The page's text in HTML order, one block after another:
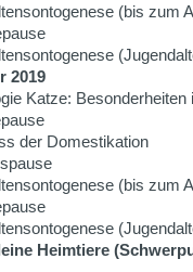
(bis zum
2019
Katze: Besonderheiten
der Domestikation
(bis zum
Heimtiere